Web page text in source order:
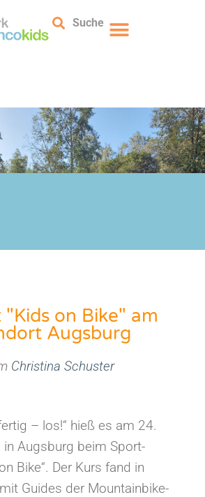
Suche
"Kids on Bike" am
Augsburg
Christina Schuster
– los!“ hieß es am 24.
Augsburg beim Sport-
Bike“. Der Kurs fand in
Guides der Mountainbike-